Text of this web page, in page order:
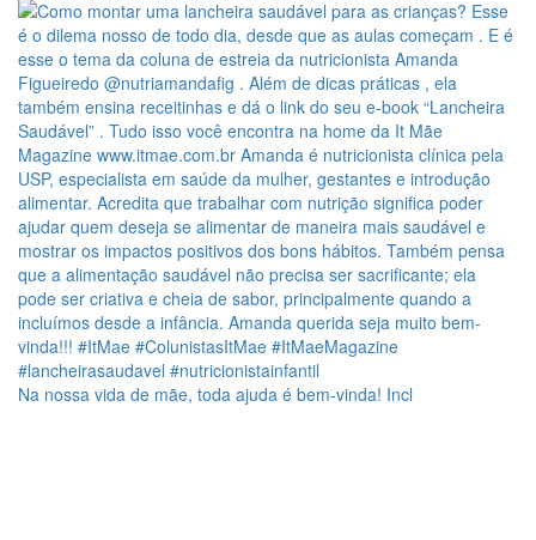
Na nossa vida de mãe, toda ajuda é bem-vinda! Incl